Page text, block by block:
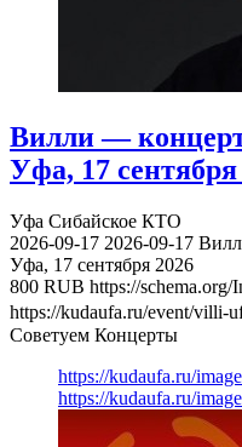
Вилли —
Уфа, 17 сентября
Уфа Сибайское КТО
2026-09-17 2026-09-17
Уфа, 17 сентября 2026
800 RUB https://schema.org/
https://kudaufa.ru/event/villi-
Советуем Концерты
https://kudaufa.ru/
https://kudaufa.ru/